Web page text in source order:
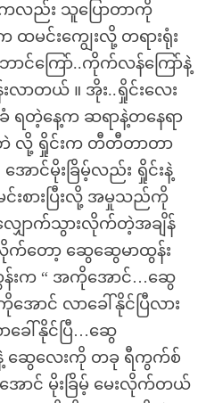
လည်း သူပြောတာကို
င်းကျွေးလို့ တရားရုံး
ာင်ကြော်..ကိုက်လန်ကြော်နဲ့
လာတယ် ။ အိုး..ရှိုင်းလေး
ရတဲ့နေ့က ဆရာနဲ့တနေရာ
ဘဲ လို့ ရှိုင်းက တီတီတာတာ
ာင်မိုးခြိမ့်လည်း ရှိုင်းနဲ့
းစားပြီးလို့ အမှုသည်ကို
ောက်သွားလိုက်တဲ့အချိန်
တော့ ဆွေဆွေမာထွန်း
န်းက “ အကိုအောင်…ဆွေ
ောင် လာခေါ်နိုင်ပြီလား
ေါ်နိုင်ပြီ…ဆွေ
နဲ့ ဆွေလေးကို တခု ရီကွက်စ်
ာင် မိုးခြိမ့် မေးလိုက်တယ်